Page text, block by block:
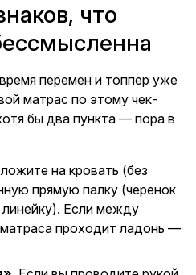
что
перемен и топпер уже
матрас по этому чек-
бы два пункта — пора в
на кровать (без
прямую палку (черенок
Если между
проходит ладонь —